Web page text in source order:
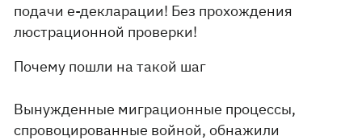
подачи е-декларации! Без прохождения
люстрационной проверки!
Почему пошли на такой шаг
Вынужденные миграционные процессы,
спровоцированные войной, обнажили